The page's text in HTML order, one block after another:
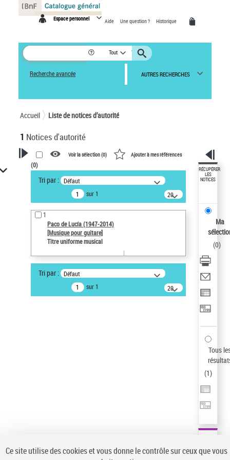
Espace personnel Aide Une question ? Historique
Tout
Recherche avancée AUTRES RECHERCHES
Accueil Liste de notices d’autorité
1 Notices d'autorité
VOTRE RECHERCHE
Recherche avancée dans les
notices d’autorité
Œuvres liées à l'auteur :
Paco de Lucía (1947-2014)
Statut de la notice d’autorité
Type de notice d'autorité
Voir la sélection (0) Ajouter à mes références
(0)
Tri par : Défaut
sur 1
20
résultats/page
1
Paco de Lucía (1947-2014)
[Musique pour guitare]
Titre uniforme musical
Tri par : Défaut
sur 1
20
résultats/page
RÉCUPÉRER
LES
NOTICES
Ma
(0)
Tous
(1)
Panneau de gestion des cookies
Ce site utilise des cookies et vous donne le contrôle sur ceux que vous